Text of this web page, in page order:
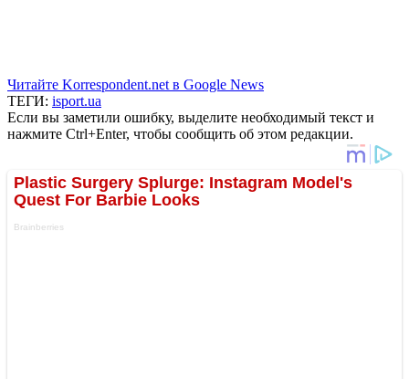
Читайте Korrespondent.net в Google News
ТЕГИ: isport.ua
Если вы заметили ошибку, выделите необходимый текст и
нажмите Ctrl+Enter, чтобы сообщить об этом редакции.